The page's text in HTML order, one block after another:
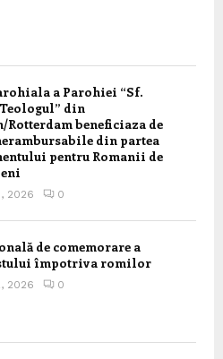
a Parohiei “Sf.
din
Rotterdam beneficiaza de
din partea
pentru Romanii de
2026 0
de comemorare a
împotriva romilor
2026 0